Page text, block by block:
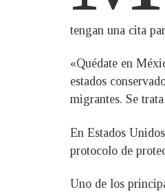
tengan una cita
«Quédate en
estados
migrantes. Se
En Estados
protocolo de
Uno de los